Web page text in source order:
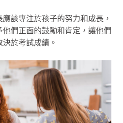
應該專注於孩子的努力和成長，
們正面的鼓勵和肯定，讓他們
於考試成績。